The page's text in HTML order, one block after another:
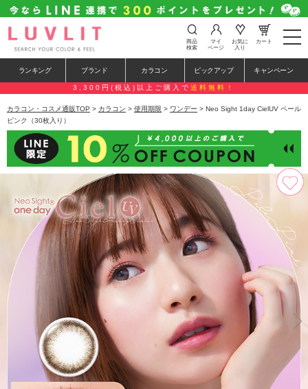
t
o
e
n
a
a
i
o
n
商品
検索
マイ
ページ
お気に
入り
カート
ランキング ブランド カラコン ピックアップ キャンペーン
3,300円(税込)以上ご購入で 送料無料！
カラコン・コスメ通販TOP > カラコン > 使用期限 > ワンデー > Neo Sight 1day CielUV ペール
ピンク（30枚入り）